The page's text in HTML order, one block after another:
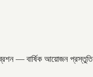
— বার্ষিক আয়োজন